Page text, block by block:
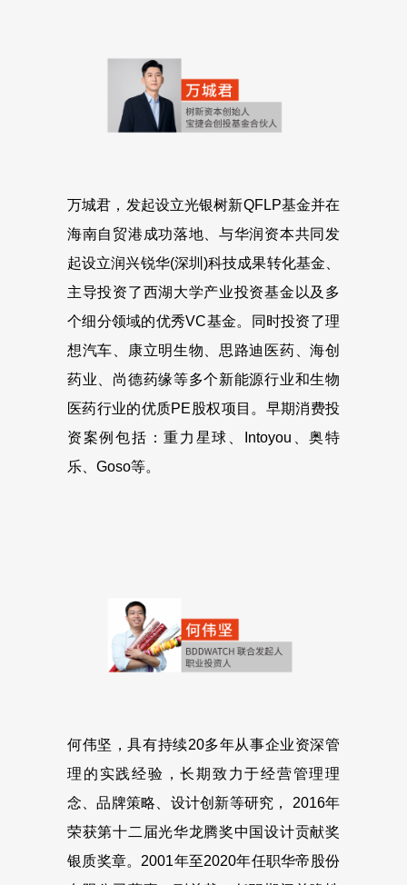
万城君，发起设立光银树新QFLP基金并在
海南自贸港成功落地、与华润资本共同发
起设立润兴锐华(深圳)科技成果转化基金、
主导投资了西湖大学产业投资基金以及多
个细分领域的优秀VC基金。同时投资了理
想汽车、康立明生物、思路迪医药、海创
药业、尚德药缘等多个新能源行业和生物
医药行业的优质PE股权项目。早期消费投
资案例包括：重力星球、Intoyou、奥特
乐、Goso等。
何伟坚，具有持续20多年从事企业资深管
理的实践经验，长期致力于经营管理理
念、品牌策略、设计创新等研究， 2016年
荣获第十二届光华龙腾奖中国设计贡献奖
银质奖章。2001年至2020年任职华帝股份